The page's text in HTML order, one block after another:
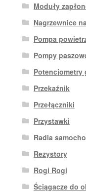
Moduły
Nagrzewnice
Pompa
Pompy
Potencjometry
Przekaźnik
Przełączniki
Przystawki
Radia
Rezystory
Rogi Rogi
Ściągacze do